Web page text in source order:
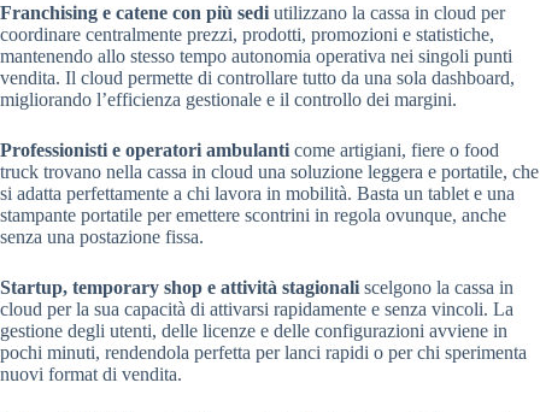
Franchising e catene con più sedi utilizzano la cassa in cloud per
coordinare centralmente prezzi, prodotti, promozioni e statistiche,
mantenendo allo stesso tempo autonomia operativa nei singoli punti
vendita. Il cloud permette di controllare tutto da una sola dashboard,
migliorando l’efficienza gestionale e il controllo dei margini.
Professionisti e operatori ambulanti come artigiani, fiere o food
truck trovano nella cassa in cloud una soluzione leggera e portatile, che
si adatta perfettamente a chi lavora in mobilità. Basta un tablet e una
stampante portatile per emettere scontrini in regola ovunque, anche
senza una postazione fissa.
Startup, temporary shop e attività stagionali scelgono la cassa in
cloud per la sua capacità di attivarsi rapidamente e senza vincoli. La
gestione degli utenti, delle licenze e delle configurazioni avviene in
pochi minuti, rendendola perfetta per lanci rapidi o per chi sperimenta
nuovi format di vendita.